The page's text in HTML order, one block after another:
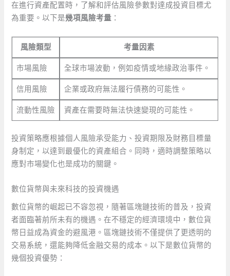
在進行資產配置時，了解和評估風險參數對達成投資目標尤
為重要。以下是幾項風險考量 ：
風險類型 考量因素
市場風險 全球市場波動，例如疫情或地緣政治事件。
信用風險 企業或政府無法履行債務的可能性。
流動性風險 資產在需要時無法快速變現的可能性。
投資策略應根據個人風險承受能力、投資期限及財務目標量
身制定，以達到最優化的資產組合。同時，適時調整策略以
應對市場變化也是成功的關鍵。
數位貨幣與未來科技的投資機遇
數位貨幣的崛起已不容忽視，隨著區塊鏈技術的普及，投資
者面臨著前所未有的機遇。在不穩定的經濟環境中，數位貨
幣日益成為資金的避風港。區塊鏈技術不僅提供了更透明的
交易系統，還能夠降低金融交易的成本。以下是數位貨幣的
幾個投資優勢：